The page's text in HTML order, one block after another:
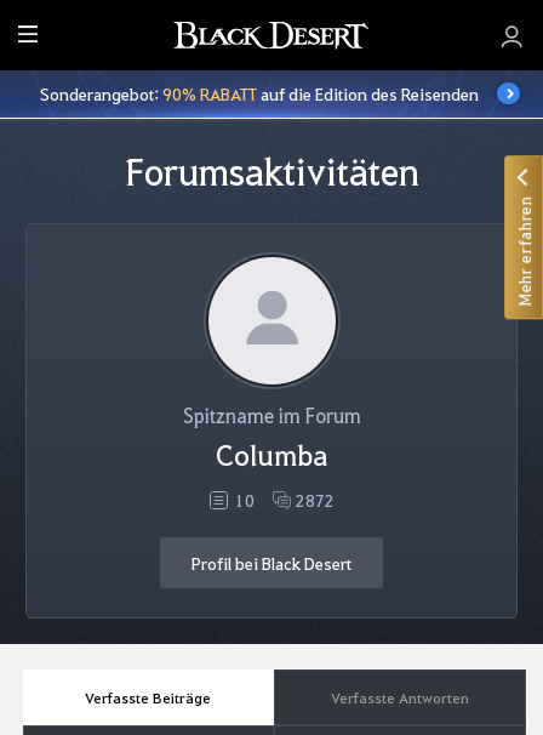
A
l
l
e
Sonderangebot:90% RABATTauf die Edition des Reisenden
Forumsaktivitäten
Spitzname im Forum
Columba
10 2872
Profil bei Black Desert
Verfasste Beiträge Verfasste Antworten
Mehr erfahren